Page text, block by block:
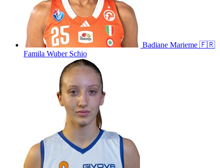
Badiane Marieme 🇫🇷
Famila Wuber Schio